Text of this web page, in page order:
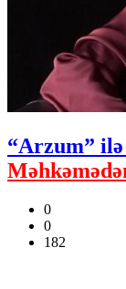
“Arzum” ilə
0
0
182